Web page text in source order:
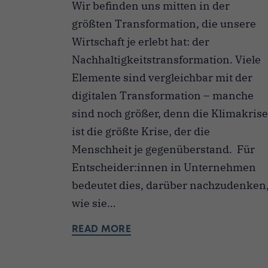
Wir befinden uns mitten in der
größten Transformation, die unsere
Wirtschaft je erlebt hat: der
Nachhaltigkeitstransformation. Viele
Elemente sind vergleichbar mit der
digitalen Transformation – manche
sind noch größer, denn die Klimakrise
ist die größte Krise, der die
Menschheit je gegenüberstand. Für
Entscheider:innen in Unternehmen
bedeutet dies, darüber
wie sie…
READ MORE